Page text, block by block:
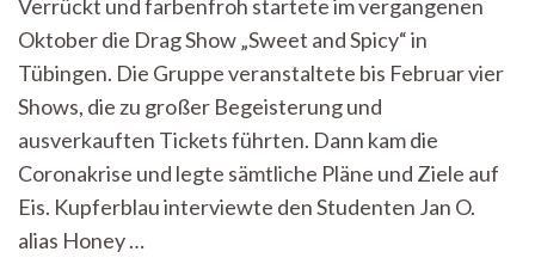
Abwegen,
aber
trotzdem
auf
dem
Weg
Ziel
Verrückt und farbenfroh startete im vergangenen
Oktober die Drag Show „Sweet and Spicy“ in
Tübingen. Die Gruppe veranstaltete bis Februar vier
Shows, die zu großer Begeisterung und
ausverkauften Tickets führten. Dann kam die
Coronakrise und legte sämtliche Pläne und Ziele auf
Eis. Kupferblau interviewte den Studenten Jan O.
alias Honey …